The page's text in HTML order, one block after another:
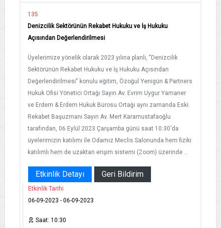
135
Denizcilik Sektörünün Rekabet Hukuku ve İş Hukuku
Açısından Değerlendirilmesi
Üyelerimize yönelik olarak 2023 yılına planlı, "Denizcilik
Sektörünün Rekabet Hukuku ve İş Hukuku Açısından
Değerlendirilmesi" konulu eğitim, Özoğul Yenigün & Partners
Hukuk Ofisi Yönetici Ortağı Sayın Av. Evrim Uygur Yamaner
ve Erdem & Erdem Hukuk Bürosu Ortağı aynı zamanda Eski
Rekabet Başuzmanı Sayın Av. Mert Karamustafaoğlu
tarafından, 06 Eylül 2023 Çarşamba günü saat 10:30'da
üyelerimizin katılımı ile Odamız Meclis Salonunda hem fiziki
katılımlı hem de uzaktan erişim sistemi (Zoom) üzerinde ...
Etkinlik Detayı Geri Bildirim
Etkinlik Tarihi
06-09-2023 - 06-09-2023
Saat: 10:30